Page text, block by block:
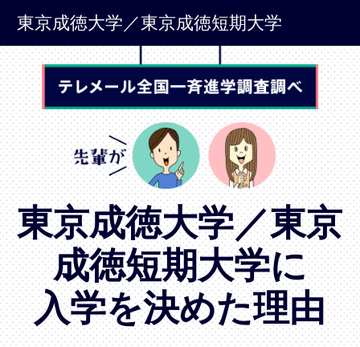
東京成徳大学／東京成徳短期大学
東京成徳大学／東京
成徳短期大学に
入学を決めた理由